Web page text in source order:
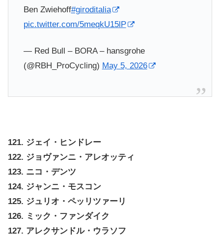
Ben Zwiehoff#giroditalia
pic.twitter.com/5meqkU15lP
— Red Bull – BORA – hansgrohe
(@RBH_ProCycling) May 5, 2026
121. ジェイ・ヒンドレー
122. ジョヴァンニ・アレオッティ
123. ニコ・デンツ
124. ジャンニ・モスコン
125. ジュリオ・ペッリツァーリ
126. ミック・ファンダイク
127. アレクサンドル・ウラソフ